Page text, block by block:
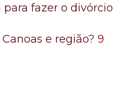
fazer o divórcio
e região? 9